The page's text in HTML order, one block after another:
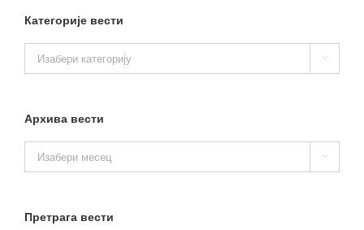
Категорије вести
вести

Архива вести
вести

Претрага вести